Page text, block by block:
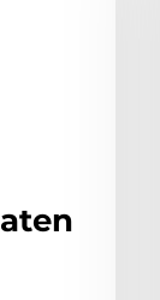
zum